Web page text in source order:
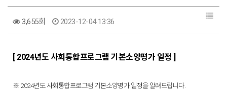
3,655회 2023-12-04 13:36
[ 2024년도 사회통합프로그램 기본소양평가 일정 ]
※ 2024년도 사회통합프로그램 기본소양평가 일정을 알려드립니다.